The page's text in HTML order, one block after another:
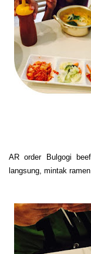
AR order Bulgogi
langsung, mintak